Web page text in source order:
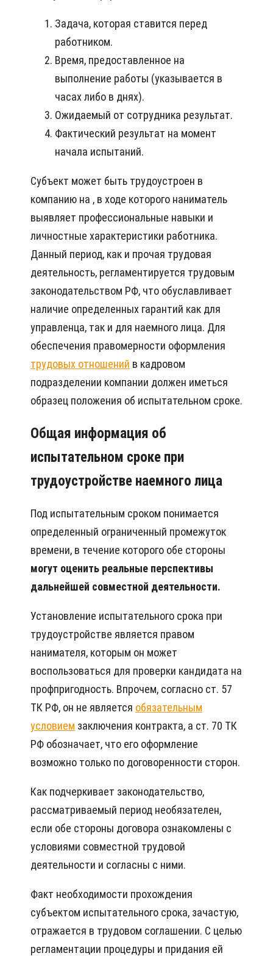
Задача, которая ставится перед
работником.
Время, предоставленное на
выполнение работы (указывается в
часах либо в днях).
Ожидаемый от сотрудника результат.
Фактический результат на момент
начала испытаний.
Субъект может быть трудоустроен в
компанию на , в ходе которого наниматель
выявляет профессиональные навыки и
личностные характеристики работника.
Данный период, как и прочая трудовая
деятельность, регламентируется трудовым
законодательством РФ, что обуславливает
наличие определенных гарантий как для
управленца, так и для наемного лица. Для
обеспечения правомерности оформления
трудовых отношений в кадровом
подразделении компании должен иметься
образец положения об испытательном сроке.
Общая информация об
испытательном сроке при
трудоустройстве наемного лица
Под испытательным сроком понимается
определенный ограниченный промежуток
времени, в течение которого обе стороны
могут оценить реальные перспективы
дальнейшей совместной деятельности.
Установление испытательного срока при
трудоустройстве является правом
нанимателя, которым он может
воспользоваться для проверки кандидата на
профпригодность. Впрочем, согласно ст. 57
ТК РФ, он не является обязательным
условием заключения контракта, а ст. 70 ТК
РФ обозначает, что его оформление
возможно только по договоренности сторон.
Как подчеркивает законодательство,
рассматриваемый период необязателен,
если обе стороны договора ознакомлены с
условиями совместной трудовой
деятельности и согласны с ними.
Факт необходимости прохождения
субъектом испытательного срока, зачастую,
отражается в трудовом соглашении. С целью
регламентации процедуры и придания ей